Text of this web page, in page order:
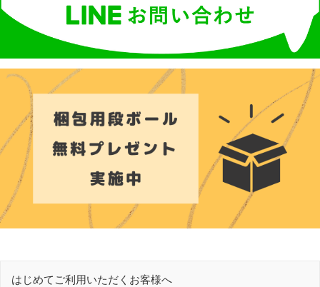
はじめてご利用いただくお客様へ